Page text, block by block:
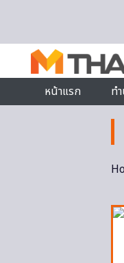
หน้าแรก
ท